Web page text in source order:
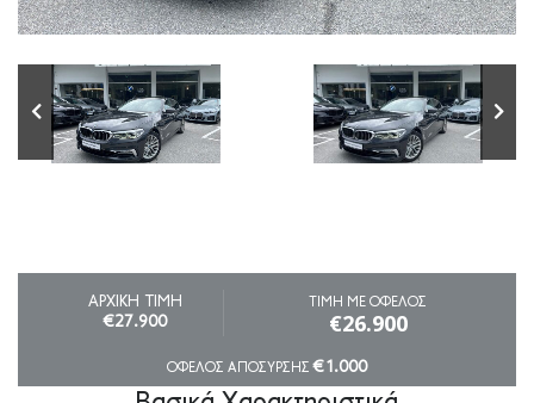
ΑΡΧΙΚΗ ΤΙΜΗ
€27.900
ΤΙΜΗ ΜΕ ΟΦΕΛΟΣ
€26.900
ΟΦΕΛΟΣ ΑΠΟΣΥΡΣΗΣ€1.000